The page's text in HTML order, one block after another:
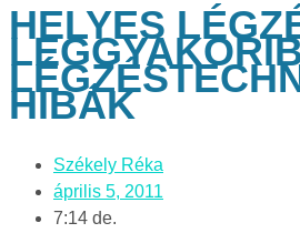
HELYES
HIBÁK
Székely Réka
április 5, 2011
7:14 de.